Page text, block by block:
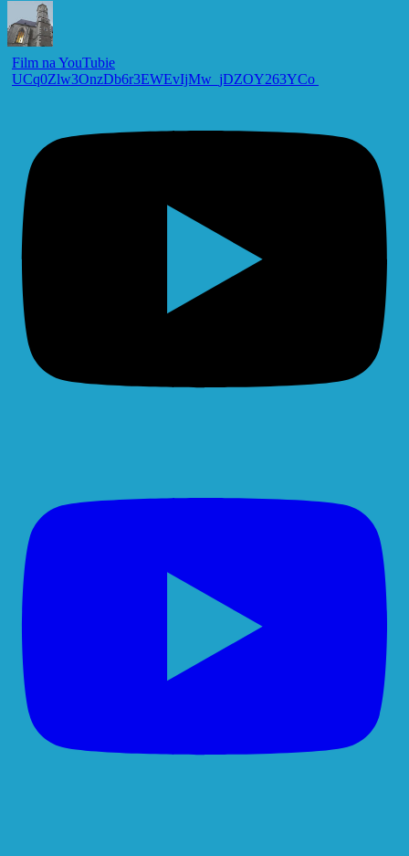
Film na YouTubie
UCq0Zlw3OnzDb6r3EWEvIjMw_jDZOY263YCo